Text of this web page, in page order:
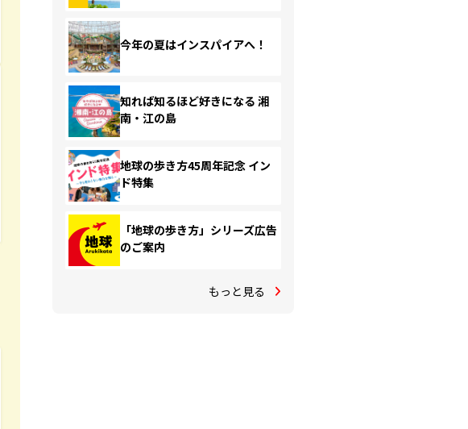
今年の夏はインスパイアへ！
知れば知るほど好きになる 湘
南・江の島
地球の歩き方45周年記念 イン
ド特集
「地球の歩き方」シリーズ広告
のご案内
もっと見る